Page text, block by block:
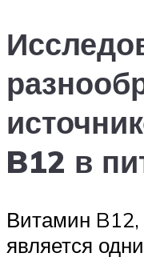
B12 в
Витамин
является